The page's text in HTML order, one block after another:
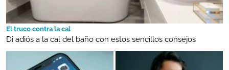
El truco contra la cal
Di adiós a la cal del baño con estos sencillos consejos